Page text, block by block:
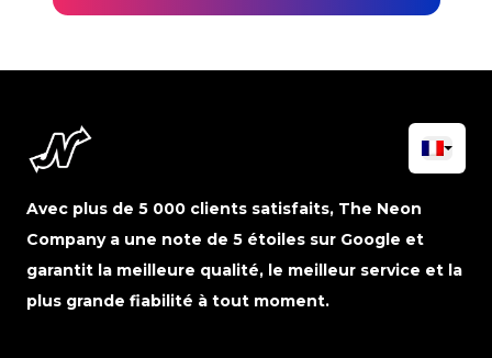
Avec plus de 5 000 clients satisfaits, The Neon
Company a une note de 5 étoiles sur Google et
garantit la meilleure qualité, le meilleur service et la
plus grande fiabilité à tout moment.